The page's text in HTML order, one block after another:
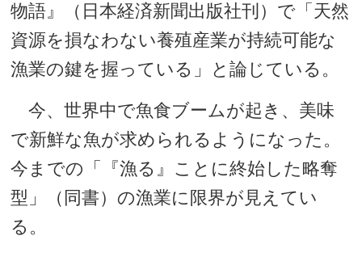
物語』（日本経済新聞出版社刊）で「天然
資源を損なわない養殖産業が持続可能な
漁業の鍵を握っている」と論じている。
今、世界中で魚食ブームが起き、美味
で新鮮な魚が求められるようになった。
今までの「『漁る』ことに終始した略奪
型」（同書）の漁業に限界が見えてい
る。